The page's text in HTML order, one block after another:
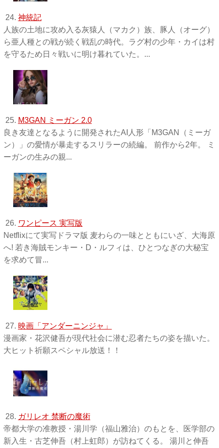
24. 神統記
人族の土地に攻め入る灰猿人（マカク）族、豚人（オーグ）
ら亜人種との戦が続く戦乱の時代。ラグ村の少年・カイは村
を守るため日々戦いに明け暮れていた。...
25. M3GAN ミーガン 2.0
良き友達となるように開発されたAI人形「M3GAN（ミーガ
ン）」の愛情が暴走するスリラーの続編。 前作から2年。 ミ
ーガンの生みの親...
26. ワンピース 実写版
Netflixにて実写ドラマ版 麦わらの一味とともにいざ、大海原
へ! 若き海賊モンキー・D・ルフィは、ひとつなぎの大秘宝
を求めて冒...
27. 映画「アンダーニンジャ」
漫画家・花沢健吾が現代社会に潜む忍者たちの姿を描いた。
大ヒット祈願スペシャル放送！！
28. ガリレオ 禁断の魔術
帝都大学の准教授・湯川学（福山雅治）のもとを、医学部の
新入生・古芝伸吾（村上虹郎）が訪ねてくる。 湯川と伸吾